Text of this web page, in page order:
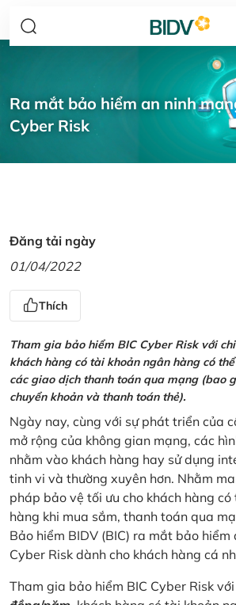
Ra mắt bảo hiểm an ninh
Cyber Risk
Đăng tải ngày
01/04/2022
Thích
Tham gia bảo hiểm BIC Cyber Risk với
khách hàng có tài khoản ngân hàng có
các giao dịch thanh toán qua mạng (bao
chuyển khoản và thanh toán thẻ).
Ngày nay, cùng với sự phát triển của
mở rộng của không gian mạng, các
nhằm vào khách hàng hay sử dụng
tinh vi và thường xuyên hơn. Nhằm
pháp bảo vệ tối ưu cho khách hàng
hàng khi mua sắm, thanh toán qua
Bảo hiểm BIDV (BIC) ra mắt bảo hiểm
Cyber Risk dành cho khách hàng cá
Tham gia bảo hiểm BIC Cyber Risk